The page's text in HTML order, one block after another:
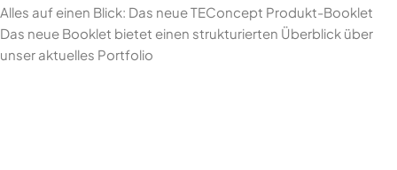
Alles auf einen Blick: Das neue TEConcept Produkt-Booklet
Das neue Booklet bietet einen strukturierten Überblick über
unser aktuelles Portfolio